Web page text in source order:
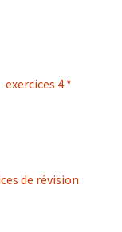
exercices 4 *
de révision